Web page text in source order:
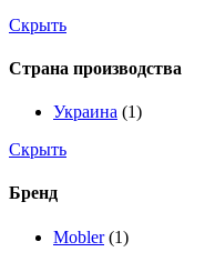
Скрыть
Страна производства
Украина (1)
Скрыть
Бренд
Mobler (1)